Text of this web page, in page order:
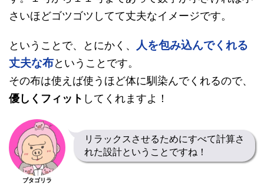
さいほどゴツゴツしてて丈夫なイメージです。
ということで、とにかく、
人を包み込んでくれる
丈夫な布ということです。
その布は使えば使うほど体に馴染んでくれるので、
優しくフィット してくれますよ！
ブタゴリラ
リラックスさせるためにすべて計算さ
れた設計ということですね！